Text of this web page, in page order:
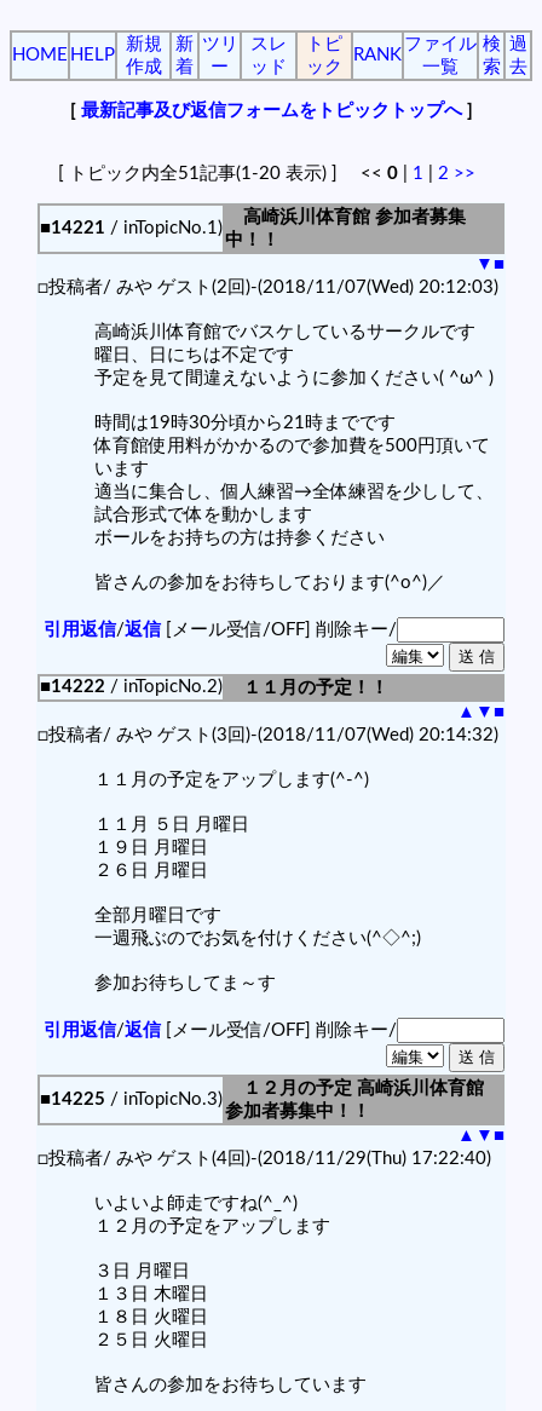
HOME HELP
新規
作成
新
着
ツリ
ー
スレ
ッド
トピ
ック
RANK
ファイル
一覧
検
索
過
去
[ 最新記事及び返信フォームをトピックトップへ]
[ トピック内全51記事(1-20 表示) ] << 0 1 2 >>
■14221 / inTopicNo.1)
高崎浜川体育館 参加者募集
中！！
▼ ■
□投稿者/ みや ゲスト(2回)-(2018/11/07(Wed) 20:12:03)
高崎浜川体育館でバスケしているサークルです
曜日、日にちは不定です
予定を見て間違えないように参加ください( ^ω^ )
時間は19時30分頃から21時までです
体育館使用料がかかるので参加費を500円頂いて
います
適当に集合し、個人練習→全体練習を少しして、
試合形式で体を動かします
ボールをお持ちの方は持参ください
皆さんの参加をお待ちしております(^o^)／
引用返信/返信[メール受信/OFF] 削除キー/
■14222 / inTopicNo.2)
１１月の予定！！
▲ ▼ ■
□投稿者/ みや ゲスト(3回)-(2018/11/07(Wed) 20:14:32)
１１月の予定をアップします(^-^)
１１月 ５日 月曜日
１９日 月曜日
２６日 月曜日
全部月曜日です
一週飛ぶのでお気を付けください(^◇^;)
参加お待ちしてま～す
引用返信/返信[メール受信/OFF] 削除キー/
■14225 / inTopicNo.3)
１２月の予定 高崎浜川体育館
参加者募集中！！
▲ ▼ ■
□投稿者/ みや ゲスト(4回)-(2018/11/29(Thu) 17:22:40)
いよいよ師走ですね(^_^)
１２月の予定をアップします
３日 月曜日
１３日 木曜日
１８日 火曜日
２５日 火曜日
皆さんの参加をお待ちしています